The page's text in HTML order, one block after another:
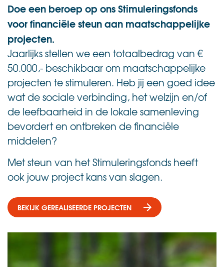
Doe een beroep op ons Stimuleringsfonds
voor financiële steun aan maatschappelijke
projecten.
Jaarlijks stellen we een totaalbedrag van €
50.000,- beschikbaar om maatschappelijke
projecten te stimuleren. Heb jij een goed idee
wat de sociale verbinding, het welzijn en/of
de leefbaarheid in de lokale samenleving
bevordert en ontbreken de financiële
middelen?
Met steun van het Stimuleringsfonds heeft
ook jouw project kans van slagen.
BEKIJK GEREALISEERDE PROJECTEN